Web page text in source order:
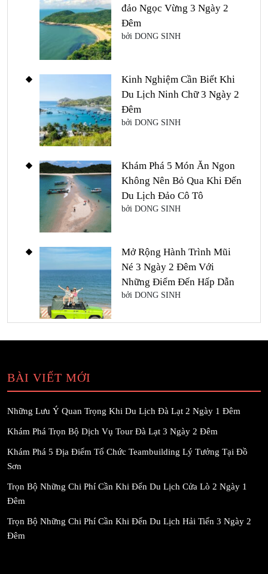
đảo Ngọc Vừng 3 Ngày 2
Đêm
bởi DONG SINH
Kinh Nghiệm Cần Biết Khi
Du Lịch Ninh Chữ 3 Ngày 2
Đêm
bởi DONG SINH
Khám Phá 5 Món Ăn Ngon
Không Nên Bỏ Qua Khi Đến
Du Lịch Đảo Cô Tô
bởi DONG SINH
Mở Rộng Hành Trình Mũi
Né 3 Ngày 2 Đêm Với
Những Điểm Đến Hấp Dẫn
bởi DONG SINH
BÀI VIẾT MỚI
Những Lưu Ý Quan Trọng Khi Du Lịch Đà Lạt 2 Ngày 1 Đêm
Khám Phá Trọn Bộ Dịch Vụ Tour Đà Lạt 3 Ngày 2 Đêm
Khám Phá 5 Địa Điểm Tổ Chức Teambuilding Lý Tưởng Tại Đồ
Sơn
Trọn Bộ Những Chi Phí Cần Khi Đến Du Lịch Cửa Lò 2 Ngày 1
Đêm
Trọn Bộ Những Chi Phí Cần Khi Đến Du Lịch Hải Tiến 3 Ngày 2
Đêm